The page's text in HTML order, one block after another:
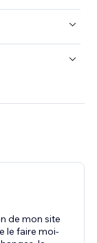
de mon site
le faire moi-